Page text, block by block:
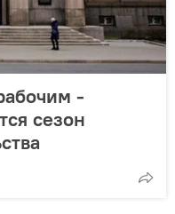
-
сезон